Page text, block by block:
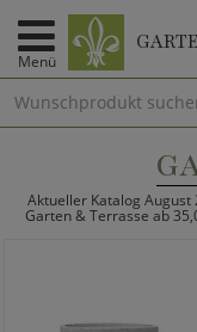
Menü
Aktueller Katalog
Garten & Terrasse ab